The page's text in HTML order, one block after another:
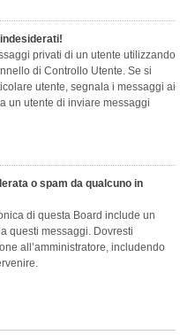
privati ​​di un utente utilizzando
di Controllo Utente. Se si
utente, segnala i messaggi ai
un utente di inviare messaggi
o spam da qualcuno in
di questa Board include un
questi messaggi. Dovresti
all’amministratore, includendo